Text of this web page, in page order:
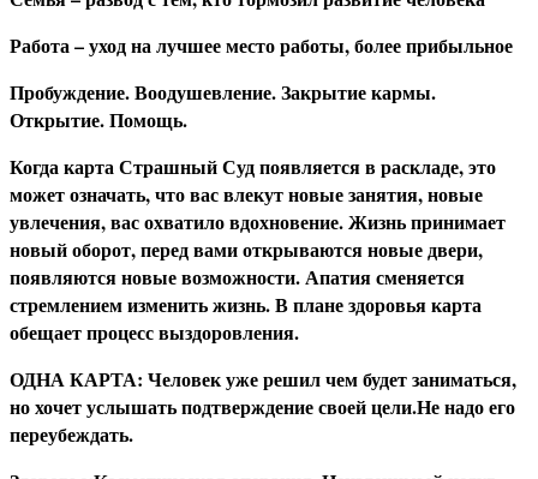
Работа – уход на лучшее место работы, более прибыльное
Пробуждение. Воодушевление. Закрытие кармы.
Открытие. Помощь.
Когда карта Страшный Суд появляется в раскладе, это
может означать, что вас влекут новые занятия, новые
увлечения, вас охватило вдохновение. Жизнь принимает
новый оборот, перед вами открываются новые двери,
появляются новые возможности. Апатия сменяется
стремлением изменить жизнь. В плане здоровья карта
обещает процесс выздоровления.
ОДНА КАРТА: Человек уже решил чем будет заниматься,
но хочет услышать подтверждение своей цели.Не надо его
переубеждать.